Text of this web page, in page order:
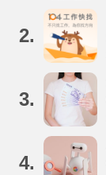
2.
3.
4.